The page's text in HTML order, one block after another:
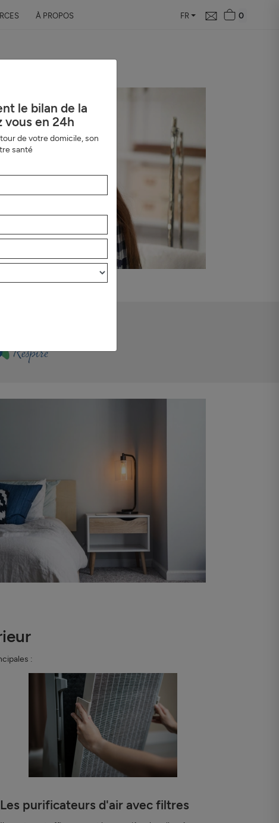
À PROPOS FR 0
de clients et d'utilisateurs
:
Les purificateurs d'air avec filtres
le bilan de la
vous en 24h
de votre domicile, son
santé